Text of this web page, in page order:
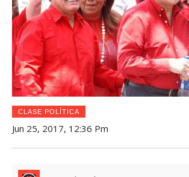
CLASE POLÍTICA
Jun 25, 2017, 12:36 Pm